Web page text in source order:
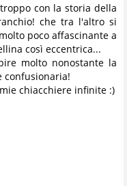
con la storia della
che tra l'altro si
poco affascinante a
così eccentrica...
molto nonostante la
confusionaria!
chiacchiere infinite :)